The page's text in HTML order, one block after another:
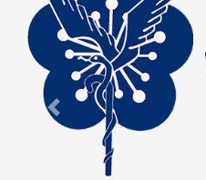
資料調閱申請
管理者登入
Previous